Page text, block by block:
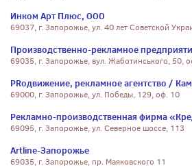
Инком Арт Плюс, ООО
69037, г. Запорожье, ул. 40 лет Советской
Производственно-рекламное
69035, г. Запорожье, вул. Жаботинського, 50,
PRодвижение, рекламное агентство /
69000, г. Запорожье, ул. Победы, 129, оф. 10
Рекламно-производственная фирма
69095, г. Запорожье, ул. Северное шоссе, 113
Artline-Запорожье
69035, г. Запорожье, пр. Маяковского 11